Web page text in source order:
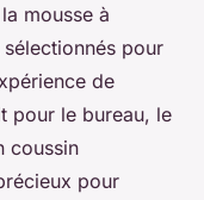
mousse à
pour
de
pour le bureau, le
coussin
pour